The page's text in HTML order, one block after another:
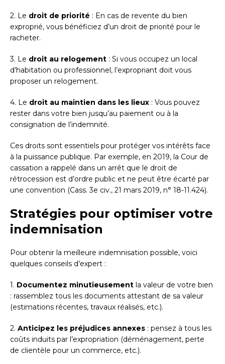
2. Le droit de priorité : En cas de revente du bien
exproprié, vous bénéficiez d’un droit de priorité pour le
racheter.
3. Le droit au relogement : Si vous occupez un local
d’habitation ou professionnel, l’expropriant doit vous
proposer un relogement.
4. Le droit au maintien dans les lieux : Vous pouvez
rester dans votre bien jusqu’au paiement ou à la
consignation de l’indemnité.
Ces droits sont essentiels pour protéger vos intérêts face
à la puissance publique. Par exemple, en 2019, la Cour de
cassation a rappelé dans un arrêt que le droit de
rétrocession est d’ordre public et ne peut être écarté par
une convention (Cass. 3e civ., 21 mars 2019, n° 18-11.424).
Stratégies pour optimiser votre
indemnisation
Pour obtenir la meilleure indemnisation possible, voici
quelques conseils d’expert :
1. Documentez minutieusement la valeur de votre bien
: rassemblez tous les documents attestant de sa valeur
(estimations récentes, travaux réalisés, etc.).
2. Anticipez les préjudices annexes : pensez à tous les
coûts induits par l’expropriation (déménagement, perte
de clientèle pour un commerce, etc.).